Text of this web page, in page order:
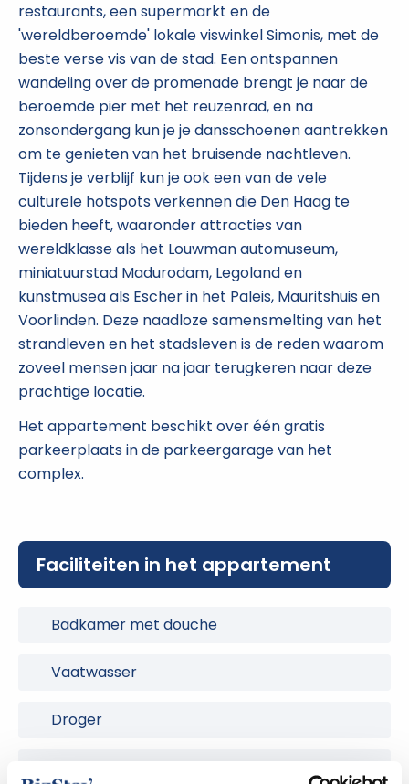
restaurants, een supermarkt en de
'wereldberoemde' lokale viswinkel Simonis, met de
beste verse vis van de stad. Een ontspannen
wandeling over de promenade brengt je naar de
beroemde pier met het reuzenrad, en na
zonsondergang kun je je dansschoenen aantrekken
om te genieten van het bruisende nachtleven.
Tijdens je verblijf kun je ook een van de vele
culturele hotspots verkennen die Den Haag te
bieden heeft, waaronder attracties van
wereldklasse als het Louwman automuseum,
miniatuurstad Madurodam, Legoland en
kunstmusea als Escher in het Paleis, Mauritshuis en
Voorlinden. Deze naadloze samensmelting van het
strandleven en het stadsleven is de reden waarom
zoveel mensen jaar na jaar terugkeren naar deze
prachtige locatie.
Het appartement beschikt over één gratis
parkeerplaats in de parkeergarage van het
complex.
Faciliteiten in het appartement
Badkamer met douche
Vaatwasser
Droger
Gratis parkeren